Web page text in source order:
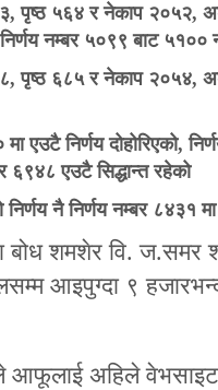
पृष्ठ ५६४ र नेकाप २०५२,
नम्बर ५०९९ बाट
पृष्ठ ६८५ र नेकाप २०५४,
एउटै निर्णय दोहोरिएको,
६९४८ एउटै सिद्धान्त रहेको
नै निर्णय नम्बर ८४३१ मा
शमशेर वि. ज.समर
आइपुग्दा ९
आफूलाई अहिले